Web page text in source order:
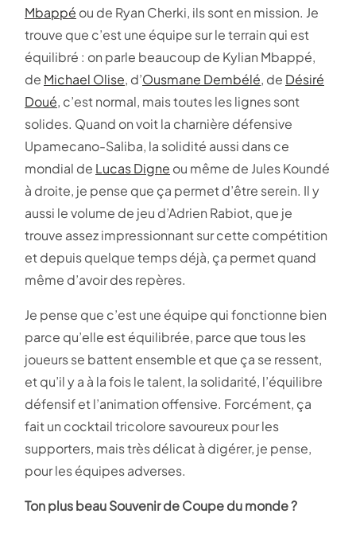
Mbappé ou de Ryan Cherki, ils sont en mission. Je
trouve que c’est une équipe sur le terrain qui est
équilibré : on parle beaucoup de Kylian Mbappé,
de Michael Olise, d’Ousmane Dembélé, de Désiré
Doué, c’est normal, mais toutes les lignes sont
solides. Quand on voit la charnière défensive
Upamecano-Saliba, la solidité aussi dans ce
mondial de Lucas Digne ou même de Jules Koundé
à droite, je pense que ça permet d’être serein. Il y
aussi le volume de jeu d’Adrien Rabiot, que je
trouve assez impressionnant sur cette compétition
et depuis quelque temps déjà, ça permet quand
même d’avoir des repères.
Je pense que c’est une équipe qui fonctionne bien
parce qu’elle est équilibrée, parce que tous les
joueurs se battent ensemble et que ça se ressent,
et qu’il y a à la fois le talent, la solidarité, l’équilibre
défensif et l’animation offensive. Forcément, ça
fait un cocktail tricolore savoureux pour les
supporters, mais très délicat à digérer, je pense,
pour les équipes adverses.
Ton plus beau Souvenir de Coupe du monde ?